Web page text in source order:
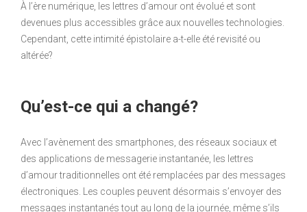
À l’ère numérique, les lettres d’amour ont évolué et sont
devenues plus accessibles grâce aux nouvelles technologies.
Cependant, cette intimité épistolaire a-t-elle été revisité ou
altérée?
Qu’est-ce qui a changé?
Avec l’avènement des smartphones, des réseaux sociaux et
des applications de messagerie instantanée, les lettres
d’amour traditionnelles ont été remplacées par des messages
électroniques. Les couples peuvent désormais s’envoyer des
messages instantanés tout au long de la journée, même s’ils